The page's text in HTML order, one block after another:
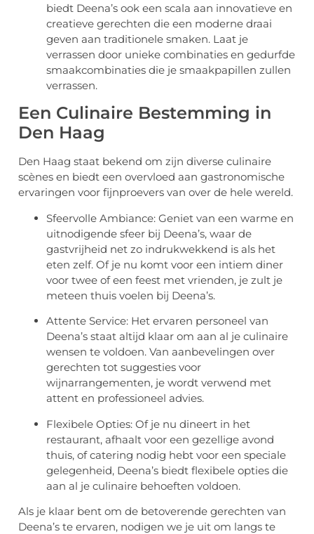
biedt Deena’s ook een scala aan innovatieve en
creatieve gerechten die een moderne draai
geven aan traditionele smaken. Laat je
verrassen door unieke combinaties en gedurfde
smaakcombinaties die je smaakpapillen zullen
verrassen.
Een Culinaire Bestemming in
Den Haag
Den Haag staat bekend om zijn diverse culinaire
scènes en biedt een overvloed aan gastronomische
ervaringen voor fijnproevers van over de hele wereld.
Sfeervolle Ambiance: Geniet van een warme en
uitnodigende sfeer bij Deena’s, waar de
gastvrijheid net zo indrukwekkend is als het
eten zelf. Of je nu komt voor een intiem diner
voor twee of een feest met vrienden, je zult je
meteen thuis voelen bij Deena’s.
Attente Service: Het ervaren personeel van
Deena’s staat altijd klaar om aan al je culinaire
wensen te voldoen. Van aanbevelingen over
gerechten tot suggesties voor
wijnarrangementen, je wordt verwend met
attent en professioneel advies.
Flexibele Opties: Of je nu dineert in het
restaurant, afhaalt voor een gezellige avond
thuis, of catering nodig hebt voor een speciale
gelegenheid, Deena’s biedt flexibele opties die
aan al je culinaire behoeften voldoen.
Als je klaar bent om de betoverende gerechten van
Deena’s te ervaren, nodigen we je uit om langs te